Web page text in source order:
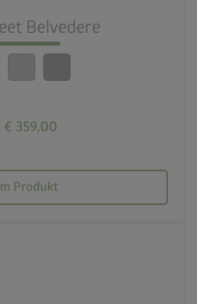
Belvedere
€ 359,00
Produkt
calendar_month
Garantie